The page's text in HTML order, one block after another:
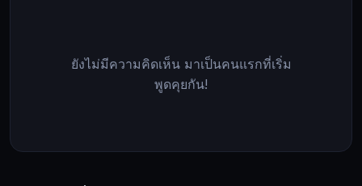
คนไข้
ยังไม่มีความคิดเห็น มาเป็นคนแรกที่เริ่ม
พูดคุยกัน!